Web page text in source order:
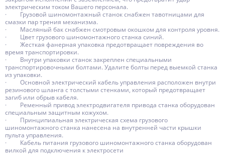
электрическим током Вашего персонала.
· Грузовой шиномонтажный станок снабжен тавотницами для
смазки пар трения механизма.
· Масляный бак снабжен смотровым окошком для контроля уровня.
· Цвет грузового шиномонтажного станка синий.
· Жесткая фанерная упаковка предотвращает повреждения во
время транспортировки.
· Внутри упаковки станок закреплен специальными
транспортировочными болтами. Удалите болты перед выемкой станка
из упаковки.
· Основной электрический кабель управления расположен внутри
резинового шланга с толстыми стенками, который предотвращает
загиб или обрыв кабеля.
· Ременный привод электродвигателя привода станка оборудован
специальным защитным кожухом.
· Принципиальная электрическая схема грузового
шиномонтажного станка нанесена на внутренней части крышки
пульта управления.
· Кабель питания грузового шиномонтажного станка оборудован
вилкой для подключения к электросети